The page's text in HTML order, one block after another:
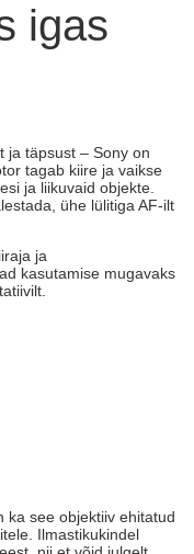
igas
ja täpsust – Sony on
tagab kiire ja vaikse
ja liikuvaid objekte.
ühe lülitiga AF-ilt
ja
kasutamise mugavaks
ka see objektiiv ehitatud
Ilmastikukindel